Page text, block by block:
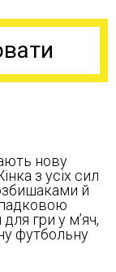
нову
з усіх сил
й
гри у м’яч,
футбольну